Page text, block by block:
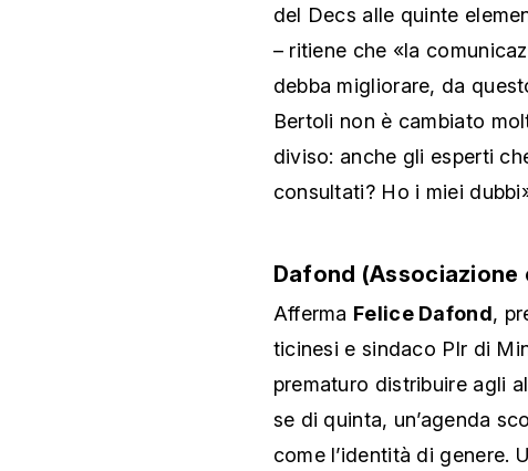
del Decs alle quinte
– ritiene che «la
debba migliorare, da
Bertoli non è cambiato
diviso: anche gli esperti
consultati? Ho i miei
Dafond (Associazione
Afferma Felice Dafond,
ticinesi e sindaco Plr di
prematuro distribuire agli
se di quinta, un’agenda
come l’identità di genere.